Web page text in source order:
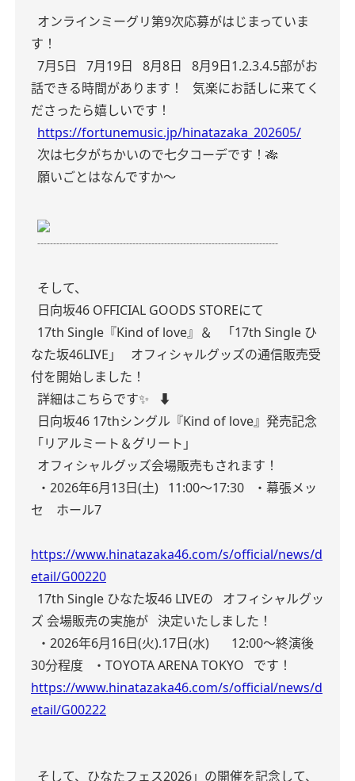
オンラインミーグリ第9次応募がはじまっていま
す！
7月5日
7月19日 8月8日
8月9日1.2.3.4.5部がお
話できる時間があります！
気楽にお話しに来てく
ださったら嬉しいです！
https://fortunemusic.jp/hinatazaka_202605/
次は七夕がちかいので七夕コーデです！🎋
願いごとはなんですか〜
┈┈┈┈┈┈┈┈┈┈┈┈┈┈┈┈┈┈┈
そして、
日向坂46 OFFICIAL GOODS STOREにて
17th Single『Kind of love』＆
「17th Single ひ
なた坂46LIVE」
オフィシャルグッズの通信販売受
付を開始しました！
詳細はこちらです✨️
⬇️
日向坂46 17thシングル『Kind of love』発売記念
「リアルミート＆グリート」
オフィシャルグッズ会場販売もされます！
・2026年6月13日(土) 11:00〜17:30
・幕張メッ
セ ホール7
https://www.hinatazaka46.com/s/official/news/d
etail/G00220
17th Single ひなた坂46 LIVEの
オフィシャルグッ
ズ 会場販売の実施が 決定いたしました！
・2026年6月16日(火).17日(水)
12:00～終演後
30分程度
・TOYOTA ARENA TOKYO
です！
https://www.hinatazaka46.com/s/official/news/d
etail/G00222
そして、ひなたフェス2026」の開催を記念して、